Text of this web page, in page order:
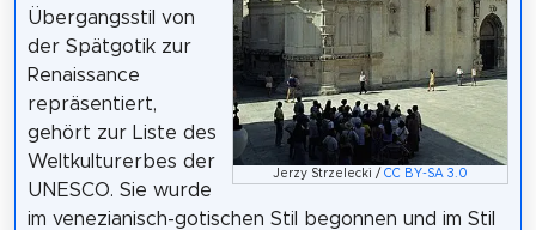
Jerzy Strzelecki /CC BY-SA 3.0
Übergangsstil von
der Spätgotik zur
Renaissance
repräsentiert,
gehört zur Liste des
Weltkulturerbes der
UNESCO. Sie wurde
im venezianisch-gotischen Stil begonnen und im Stil